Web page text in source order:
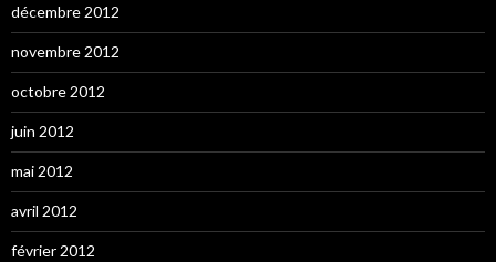
décembre 2012
novembre 2012
octobre 2012
juin 2012
mai 2012
avril 2012
février 2012